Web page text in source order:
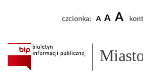
czcionka: A A A